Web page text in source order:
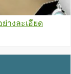
างละเอียด